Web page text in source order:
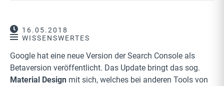
16.05.2018
WISSENSWERTES
Google hat eine neue Version der Search Console als
Betaversion veröffentlicht. Das Update bringt das sog.
Material Design mit sich, welches bei anderen Tools von